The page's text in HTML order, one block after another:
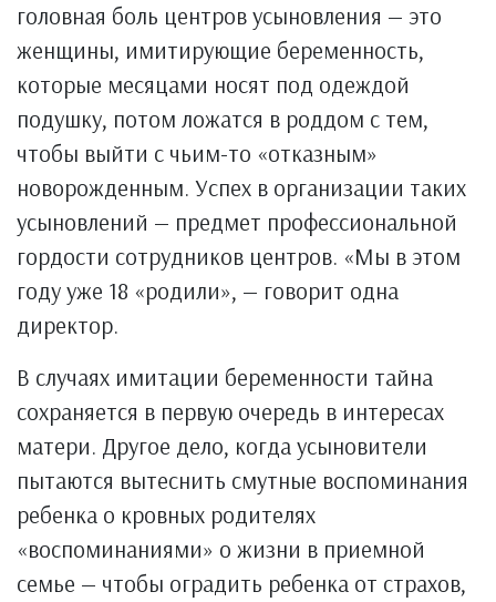
головная боль центров усыновления — это
женщины, имитирующие беременность,
которые месяцами носят под одеждой
подушку, потом ложатся в роддом с тем,
чтобы выйти с чьим-то «отказным»
новорожденным. Успех в организации таких
усыновлений — предмет профессиональной
гордости сотрудников центров. «Мы в этом
году уже 18 «родили», — говорит одна
директор.
В случаях имитации беременности тайна
сохраняется в первую очередь в интересах
матери. Другое дело, когда усыновители
пытаются вытеснить смутные воспоминания
ребенка о кровных родителях
«воспоминаниями» о жизни в приемной
семье — чтобы оградить ребенка от страхов,